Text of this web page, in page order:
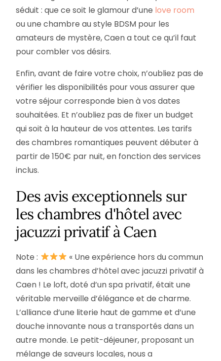
séduit : que ce soit le glamour d’une love room
ou une chambre au style BDSM pour les
amateurs de mystère, Caen a tout ce qu’il faut
pour combler vos désirs.
Enfin, avant de faire votre choix, n’oubliez pas de
vérifier les disponibilités pour vous assurer que
votre séjour corresponde bien à vos dates
souhaitées. Et n’oubliez pas de fixer un budget
qui soit à la hauteur de vos attentes. Les tarifs
des chambres romantiques peuvent débuter à
partir de 150€ par nuit, en fonction des services
inclus.
Des avis exceptionnels sur
les chambres d'hôtel avec
jacuzzi privatif à Caen
Note :
« Une expérience hors du commun
dans les chambres d’hôtel avec jacuzzi privatif à
Caen ! Le loft, doté d’un spa privatif, était une
véritable merveille d’élégance et de charme.
L’alliance d’une literie haut de gamme et d’une
douche innovante nous a transportés dans un
autre monde. Le petit-déjeuner, proposant un
mélange de saveurs locales, nous a